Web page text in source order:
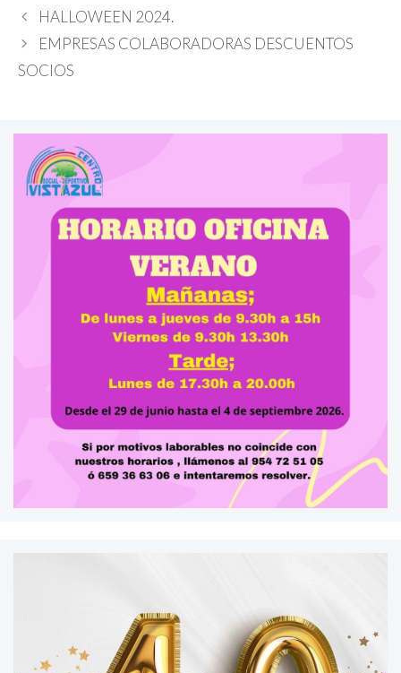
HALLOWEEN 2024.
EMPRESAS COLABORADORAS DESCUENTOS
SOCIOS